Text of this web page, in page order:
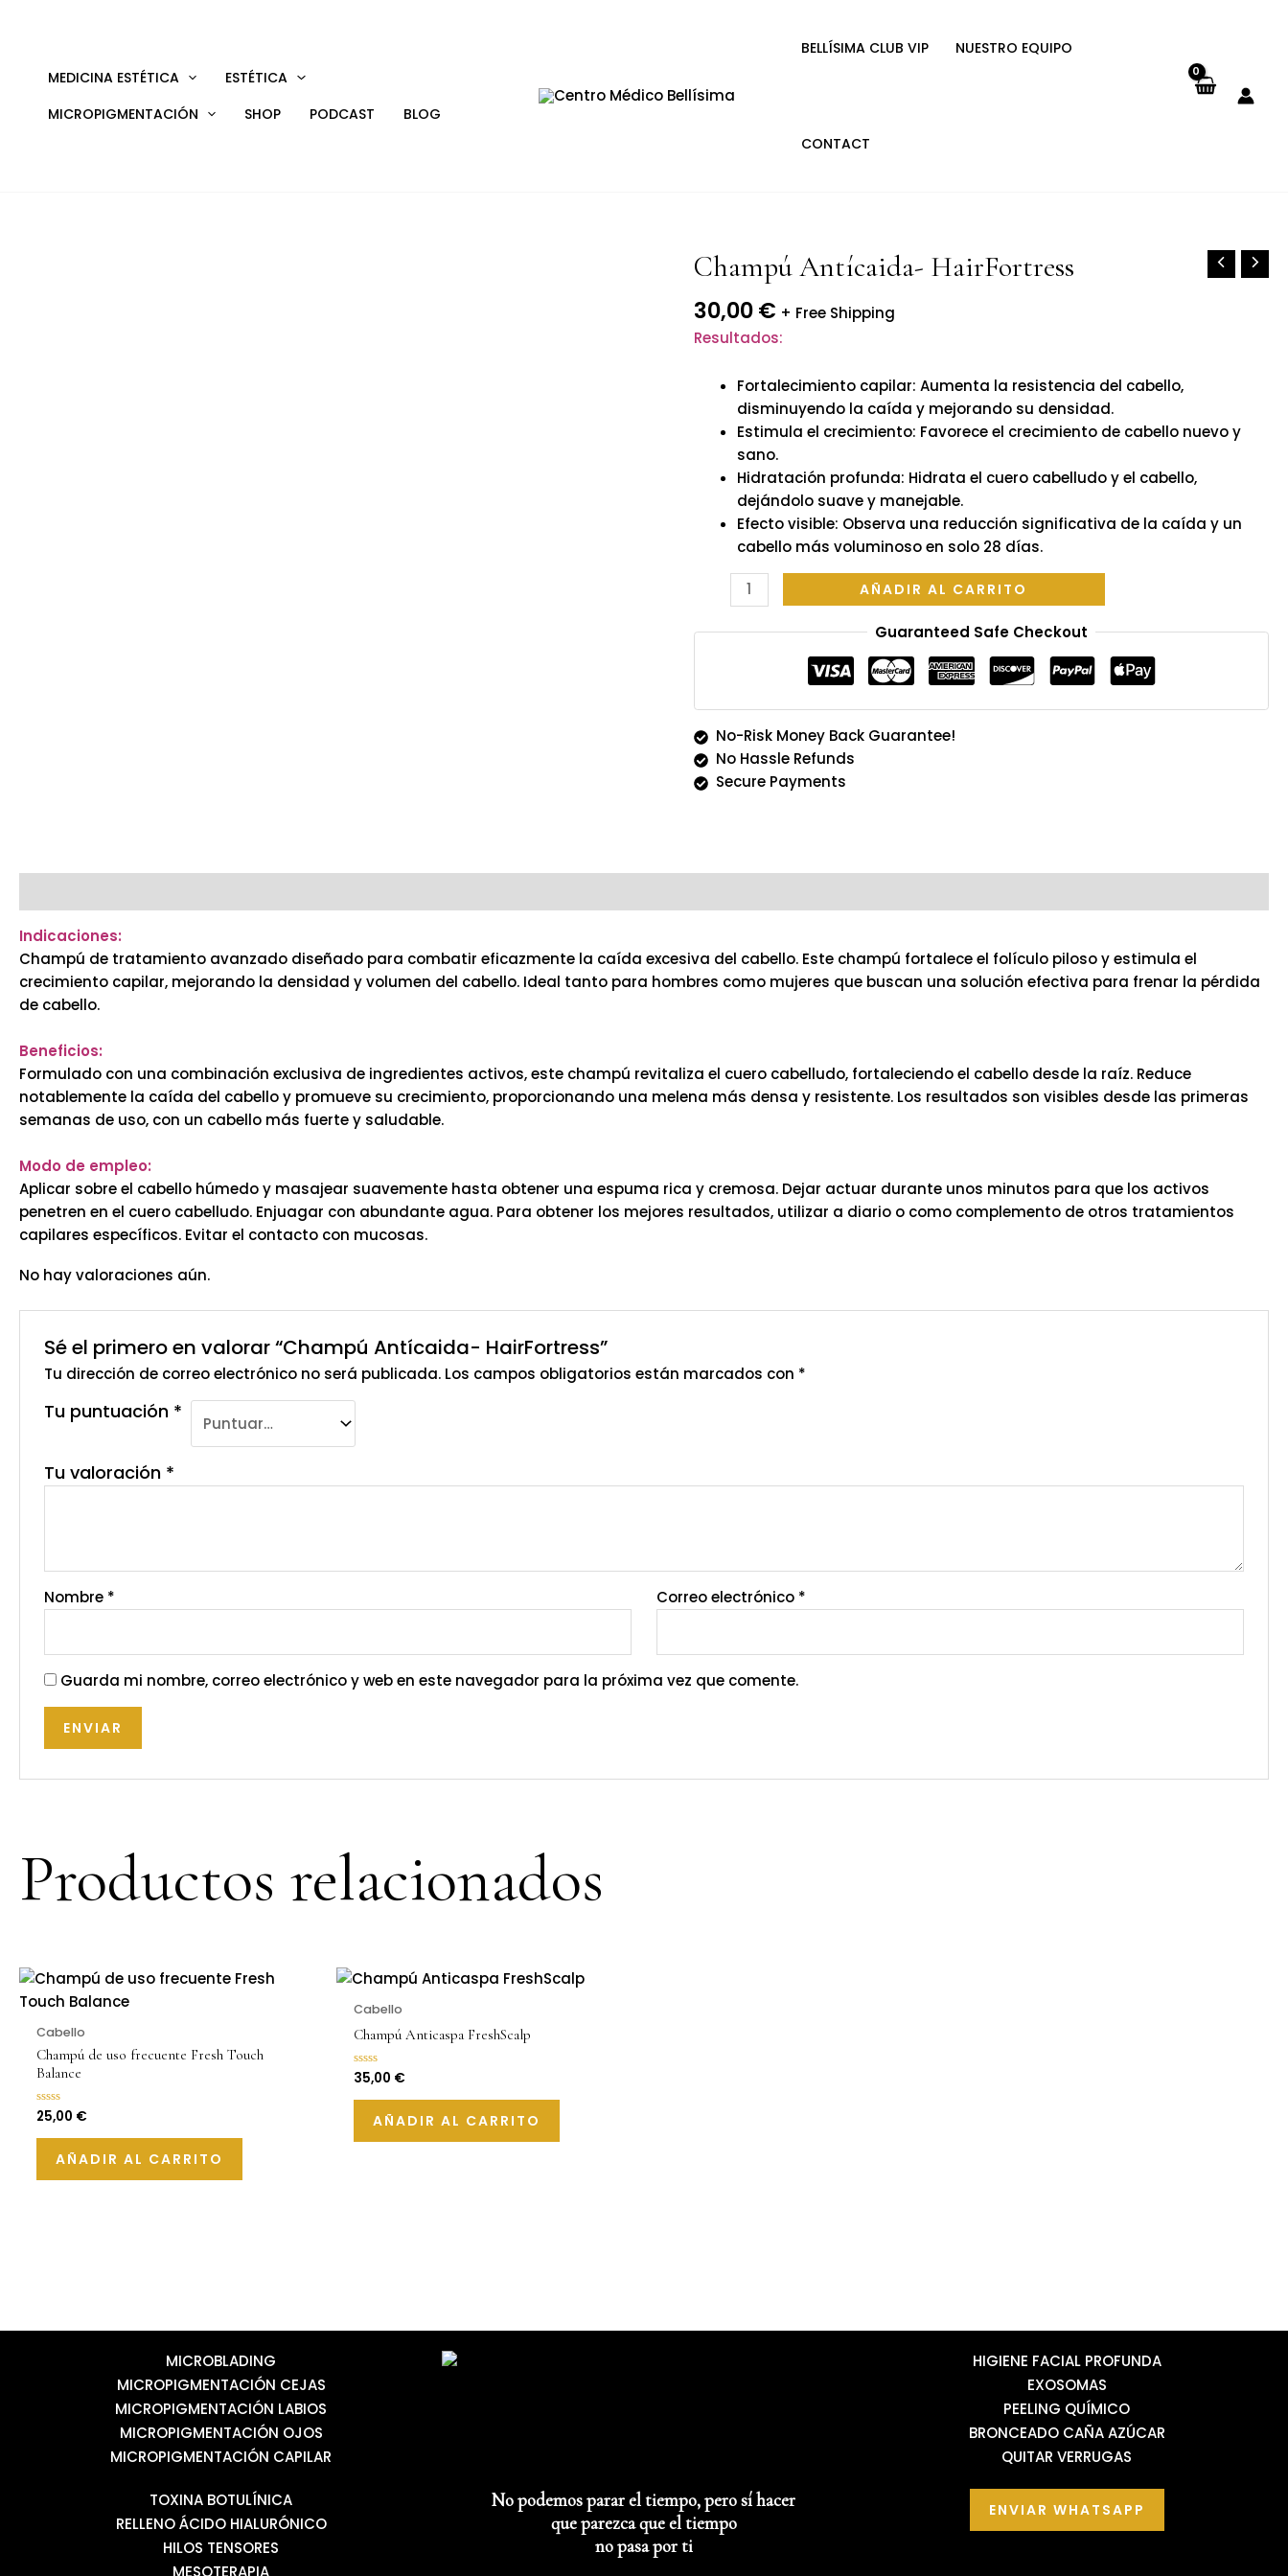
MEDICINA ESTÉTICA
ESTÉTICA
MICROPIGMENTACIÓN
SHOP PODCAST BLOG
BELLÍSIMA CLUB VIP NUESTRO EQUIPO
CONTACT
Champú Antícaida- HairFortress
30,00€ + Free Shipping
Resultados:
Fortalecimiento capilar: Aumenta la resistencia del cabello,
disminuyendo la caída y mejorando su densidad.
Estimula el crecimiento: Favorece el crecimiento de cabello nuevo y
sano.
Hidratación profunda: Hidrata el cuero cabelludo y el cabello,
dejándolo suave y manejable.
Efecto visible: Observa una reducción significativa de la caída y un
cabello más voluminoso en solo 28 días.
Champú
Antícaida-
HairFortress
cantidad
AÑADIR AL CARRITO
Guaranteed Safe Checkout
No-Risk Money Back Guarantee!
No Hassle Refunds
Secure Payments
Indicaciones:
Champú de tratamiento avanzado diseñado para combatir eficazmente la caída excesiva del cabello. Este champú fortalece el folículo piloso y estimula el
crecimiento capilar, mejorando la densidad y volumen del cabello. Ideal tanto para hombres como mujeres que buscan una solución efectiva para frenar la pérdida
de cabello.
Beneficios:
Formulado con una combinación exclusiva de ingredientes activos, este champú revitaliza el cuero cabelludo, fortaleciendo el cabello desde la raíz. Reduce
notablemente la caída del cabello y promueve su crecimiento, proporcionando una melena más densa y resistente. Los resultados son visibles desde las primeras
semanas de uso, con un cabello más fuerte y saludable.
Modo de empleo:
Aplicar sobre el cabello húmedo y masajear suavemente hasta obtener una espuma rica y cremosa. Dejar actuar durante unos minutos para que los activos
penetren en el cuero cabelludo. Enjuagar con abundante agua. Para obtener los mejores resultados, utilizar a diario o como complemento de otros tratamientos
capilares específicos. Evitar el contacto con mucosas.
No hay valoraciones aún.
Sé el primero en valorar “Champú Antícaida- HairFortress”
Tu dirección de correo electrónico no será publicada. Los campos obligatorios están marcados con *
Tu puntuación *
Tu valoración *
Nombre * Correo electrónico *
Guarda mi nombre, correo electrónico y web en este navegador para la próxima vez que comente.
Productos relacionados
Cabello
Champú de uso frecuente Fresh Touch
Balance
Valorado
con
0
25,00 €
AÑADIR AL CARRITO
Cabello
Champú Anticaspa FreshScalp
Valorado
con
0
35,00 €
AÑADIR AL CARRITO
MICROBLADING
MICROPIGMENTACIÓN CEJAS
MICROPIGMENTACIÓN LABIOS
MICROPIGMENTACIÓN OJOS
MICROPIGMENTACIÓN CAPILAR
HIGIENE FACIAL PROFUNDA
EXOSOMAS
PEELING QUÍMICO
BRONCEADO CAÑA AZÚCAR
QUITAR VERRUGAS
TOXINA BOTULÍNICA
RELLENO ÁCIDO HIALURÓNICO
HILOS TENSORES
No podemos parar el tiempo, pero sí hacer
que parezca que el tiempo
no pasa por ti
ENVIAR WHATSAPP